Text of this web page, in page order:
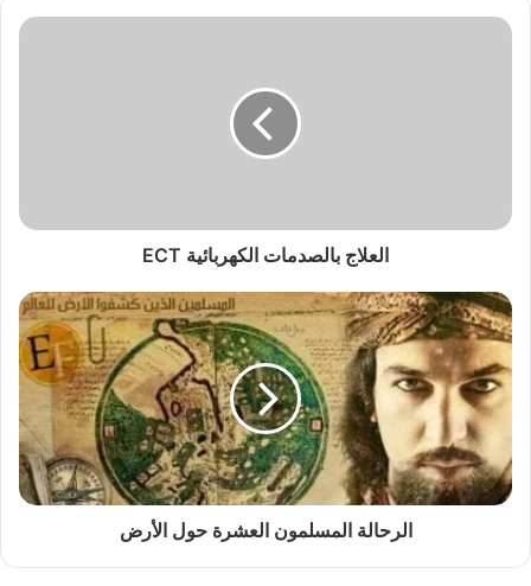
العلاج بالصدمات الكهربائية ECT
الرحالة المسلمون العشرة حول الأرض